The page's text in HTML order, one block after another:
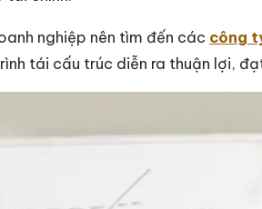
nghiệp nên tìm đến các công
tái cấu trúc diễn ra thuận lợi,